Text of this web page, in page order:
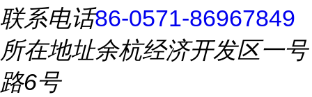
联系电话86-0571-86967849
所在地址余杭经济开发区一号
路6号